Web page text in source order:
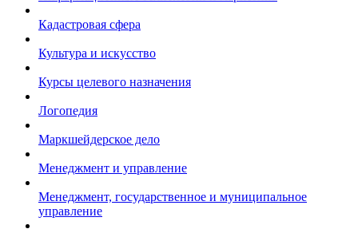
Кадастровая сфера
Культура и искусство
Курсы целевого назначения
Логопедия
Маркшейдерское дело
Менеджмент и управление
Менеджмент, государственное и муниципальное
управление